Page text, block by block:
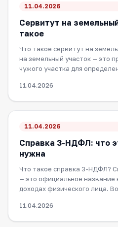
11.04.2026
Сервитут на
такое
Что такое сервитут на
на земельный участок — это
чужого участка для
11.04.2026
11.04.2026
Справка 3-НДФЛ: что
нужна
Что такое справка 3-НДФЛ?
— это официальное название
доходах физического лица.
11.04.2026